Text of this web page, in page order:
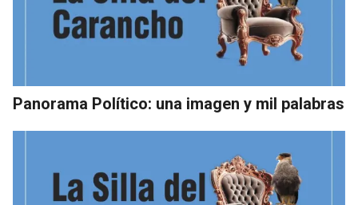
Panorama Político: una imagen y mil palabras